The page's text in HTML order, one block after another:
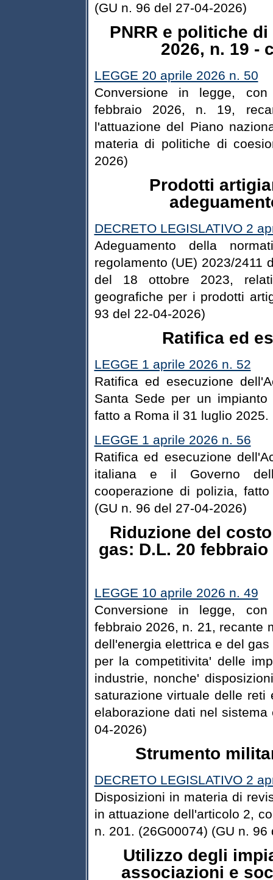
(GU n. 96 del 27-04-2026)
PNRR e politiche
2026, n. 19 -
LEGGE 20 aprile 2026 n. 50
Conversione in legge,
febbraio 2026, n. 19,
l'attuazione del Piano
materia di politiche di
2026)
Prodotti
DECRETO LEGISLATIVO 2
Adeguamento della
regolamento (UE) 2023/2411
del 18 ottobre 2023,
geografiche per i prodotti
93 del 22-04-2026)
Ratifica ed
LEGGE 1 aprile 2026 n. 52
Ratifica ed esecuzione
Santa Sede per un
fatto a Roma il 31 luglio
LEGGE 1 aprile 2026 n. 56
Ratifica ed esecuzione
italiana e il Governo
cooperazione di polizia,
(GU n. 96 del 27-04-2026)
Riduzione del
gas: D.L. 20
LEGGE 10 aprile 2026 n. 49
Conversione in legge,
febbraio 2026, n. 21, recante
dell'energia elettrica e del
per la competitivita' delle
industrie, nonche'
saturazione virtuale delle
elaborazione dati nel
04-2026)
Strumento
DECRETO LEGISLATIVO 2
Disposizioni in materia di
in attuazione dell'articolo 2,
n. 201. (26G00074) (GU n. 96
Utilizzo degli
associazioni e